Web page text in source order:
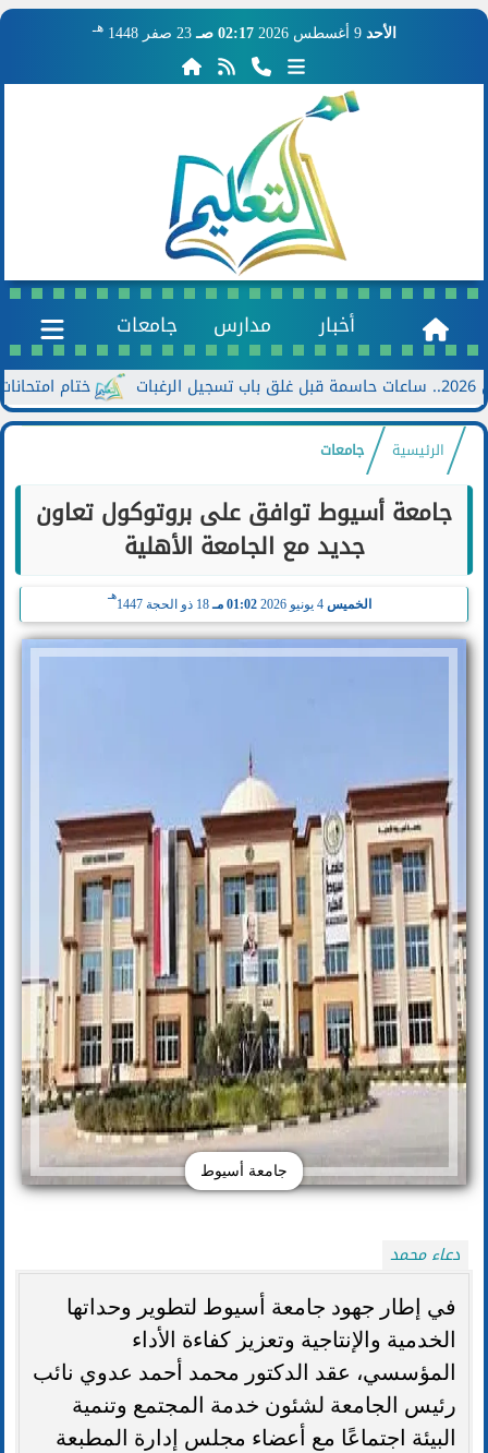
الأحد 9 أغسطس 2026 02:17 صـ 23 صفر 1448 هـ
أخبار مدارس جامعات
ختام امتحانات الدور الثاني
الرئيسية جامعات
جامعة أسيوط توافق على بروتوكول تعاون
جديد مع الجامعة الأهلية
الخميس 01:02 مـ 18 ذو الحجة 1447
هـ
جامعة أسيوط
دعاء محمد
في إطار جهود جامعة أسيوط لتطوير وحداتها
الخدمية والإنتاجية وتعزيز كفاءة الأداء
المؤسسي، عقد الدكتور محمد أحمد عدوي نائب
رئيس الجامعة لشئون خدمة المجتمع وتنمية
البيئة اجتماعًا مع أعضاء مجلس إدارة المطبعة